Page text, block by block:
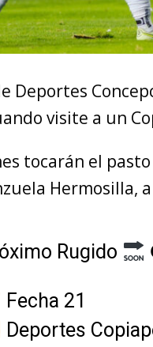
Deportes
visite a un
tocarán el
Hermosilla,
Rugido
Fecha 21
Deportes